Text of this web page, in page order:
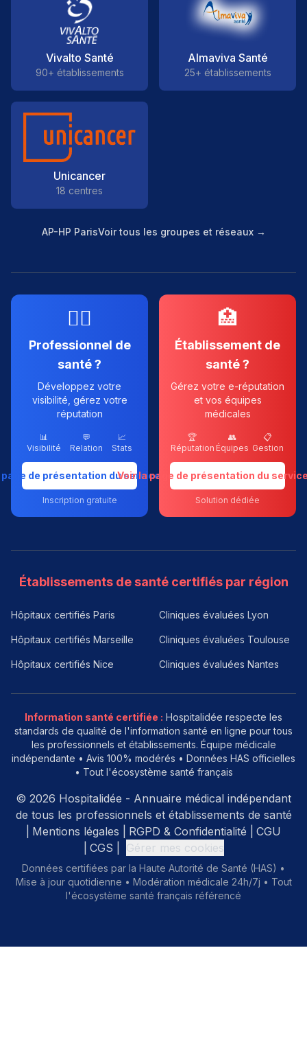
Vivalto Santé
90+ établissements
Almaviva Santé
25+ établissements
Unicancer
18 centres
AP-HP ParisVoir tous les groupes et réseaux →
👨‍⚕️
Professionnel de
santé ?
Développez votre
visibilité, gérez votre
réputation
📊
Visibilité
💬
Relation
📈
Stats
page de présentation du service dédié
Inscription gratuite
🏥
Établissement de
santé ?
Gérez votre e-réputation
et vos équipes
médicales
🏆
Réputation
👥
Équipes
📋
Gestion
Voir la page de présentation du
Solution dédiée
Établissements de santé certifiés par région
Hôpitaux certifiés Paris Cliniques évaluées Lyon
Hôpitaux certifiés Marseille Cliniques évaluées Toulouse
Hôpitaux certifiés Nice Cliniques évaluées Nantes
Information santé certifiée : Hospitalidée respecte les
standards de qualité de l'information santé en ligne pour tous
les professionnels et établissements. Équipe médicale
indépendante • Avis 100% modérés • Données HAS officielles
• Tout l'écosystème santé français
© 2026 Hospitalidée - Annuaire médical indépendant
de tous les professionnels et établissements de santé
Mentions légales RGPD & Confidentialité
CGU
CGS Gérer mes cookies
Données certifiées par la Haute Autorité de Santé (HAS) •
Mise à jour quotidienne • Modération médicale 24h/7j • Tout
l'écosystème santé français référencé